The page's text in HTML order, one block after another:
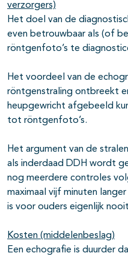
verzorgers)
Het doel van de
even betrouwbaar als (of
röntgenfoto’s te
Het voordeel van de
röntgenstraling ontbreekt
heupgewricht afgebeeld
tot röntgenfoto’s.
Het argument van de
als inderdaad DDH wordt
nog meerdere controles
maximaal vijf minuten
is voor ouders eigenlijk
Kosten (middelenbeslag)
Een echografie is duurder